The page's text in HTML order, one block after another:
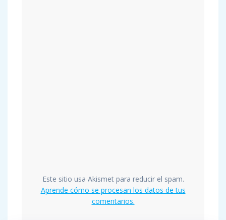
Este sitio usa Akismet para reducir el spam.
Aprende cómo se procesan los datos de tus
comentarios.